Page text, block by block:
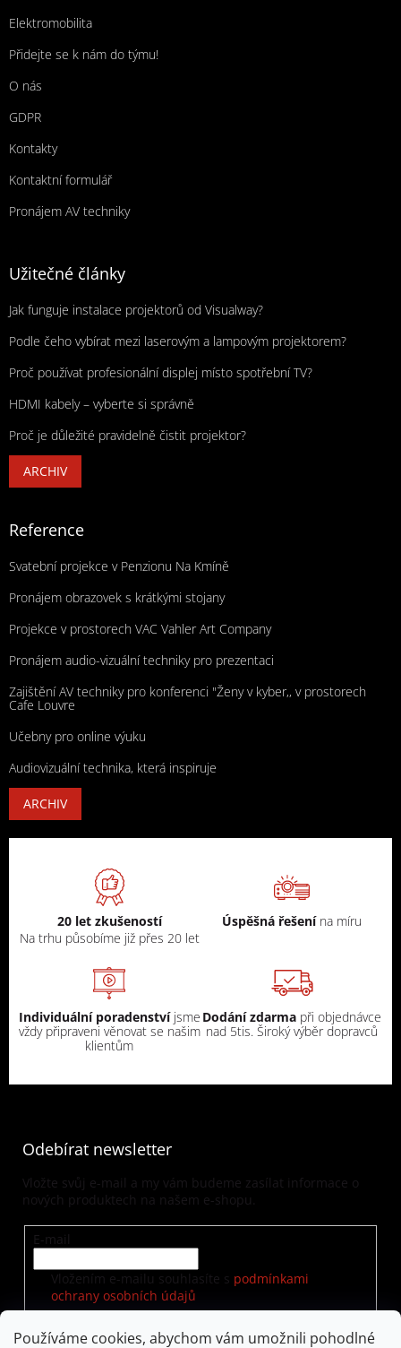
Používáme cookies, abychom vám umožnili pohodlné
Elektromobilita
Přidejte se k nám do týmu!
O nás
GDPR
Kontakty
Kontaktní formulář
Pronájem AV techniky
Užitečné články
Jak funguje instalace projektorů od Visualway?
Podle čeho vybírat mezi laserovým a lampovým projektorem?
Proč používat profesionální displej místo spotřební TV?
HDMI kabely – vyberte si správně
Proč je důležité pravidelně čistit projektor?
ARCHIV
Reference
Svatební projekce v Penzionu Na Kmíně
Pronájem obrazovek s krátkými stojany
Projekce v prostorech VAC Vahler Art Company
Pronájem audio-vizuální techniky pro prezentaci
Zajištění AV techniky pro konferenci "Ženy v kyber,, v prostorech
Cafe Louvre
Učebny pro online výuku
Audiovizuální technika, která inspiruje
ARCHIV
20 let zkušeností
Na trhu působíme již přes 20 let
Úspěšná řešení na míru
Individuální poradenstvíjsme
vždy připraveni věnovat se našim
klientům
Dodání zdarma při objednávce
nad 5tis. Široký výběr dopravců
Odebírat newsletter
Vložte svůj e-mail a my vám budeme zasílat informace o
nových produktech na našem e-shopu.
E-mail
Vložením e-mailu souhlasíte s podmínkami
ochrany osobních údajů